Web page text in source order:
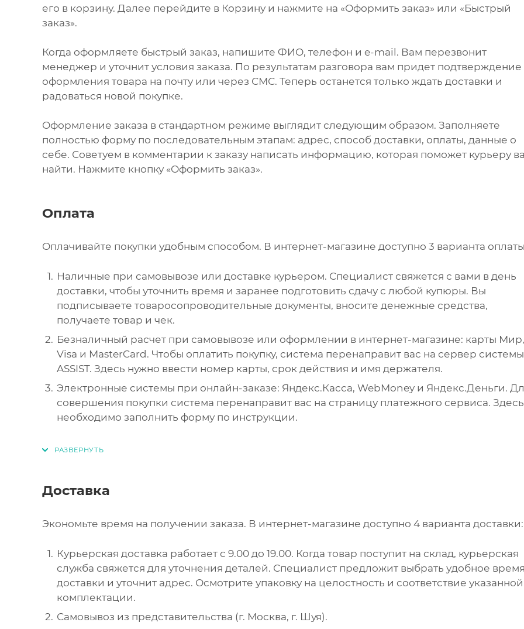
его в корзину. Далее перейдите в Корзину и нажмите на «Оформить заказ» или «Быстрый
заказ».
Когда оформляете быстрый заказ, напишите ФИО, телефон и e-mail. Вам перезвонит
менеджер и уточнит условия заказа. По результатам разговора вам придет подтверждение
оформления товара на почту или через СМС. Теперь останется только ждать доставки и
радоваться новой покупке.
Оформление заказа в стандартном режиме выглядит следующим образом. Заполняете
полностью форму по последовательным этапам: адрес, способ доставки, оплаты, данные о
себе. Советуем в комментарии к заказу написать информацию, которая поможет курьеру
найти. Нажмите кнопку «Оформить заказ».
Оплата
Оплачивайте покупки удобным способом. В интернет-магазине доступно 3 варианта
Наличные при самовывозе или доставке курьером. Специалист свяжется с вами в день
доставки, чтобы уточнить время и заранее подготовить сдачу с любой купюры. Вы
подписываете товаросопроводительные документы, вносите денежные средства,
получаете товар и чек.
Безналичный расчет при самовывозе или оформлении в интернет-магазине: карты Мир,
Visa и MasterCard. Чтобы оплатить покупку, система перенаправит вас на сервер системы
ASSIST. Здесь нужно ввести номер карты, срок действия и имя держателя.
Электронные системы при онлайн-заказе: Яндекс.Касса, WebMoney и Яндекс.Деньги.
совершения покупки система перенаправит вас на страницу платежного сервиса. Здесь
необходимо заполнить форму по инструкции.
Доставка
Экономьте время на получении заказа. В интернет-магазине доступно 4 варианта доставки:
Курьерская доставка работает с 9.00 до 19.00. Когда товар поступит на склад, курьерская
служба свяжется для уточнения деталей. Специалист предложит выбрать удобное
доставки и уточнит адрес. Осмотрите упаковку на целостность и соответствие указанной
комплектации.
Самовывоз из представительства (г. Москва, г. Шуя).